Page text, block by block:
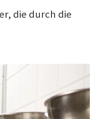
die durch die